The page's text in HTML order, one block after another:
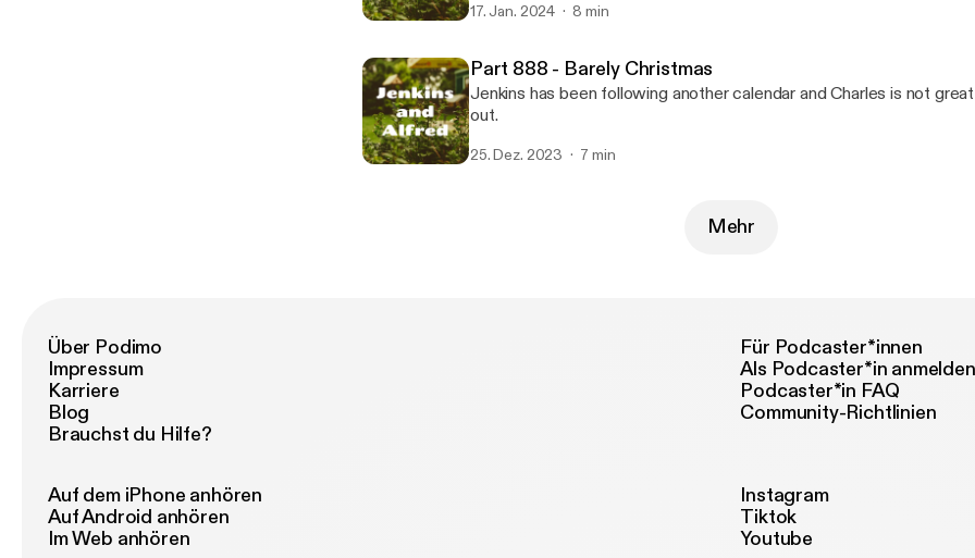
17. Jan. 2024 8 min
Part 888 - Barely Christmas
Jenkins has been following another calendar and Charles is not
out.
25. Dez. 2023 7 min
Mehr
Über Podimo
Impressum
Karriere
Blog
Brauchst du Hilfe?
Für Podcaster*innen
Als Podcaster*in anmelden
Podcaster*in FAQ
Community-Richtlinien
Auf dem iPhone anhören
Auf Android anhören
Im Web anhören
Instagram
Tiktok
Youtube